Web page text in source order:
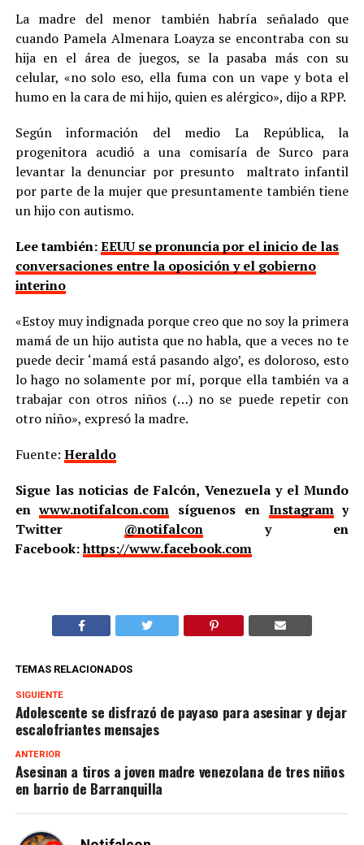
La madre del menor también habría señalado que
cuando Pamela Almenara Loayza se encontraba con su
hija en el área de juegos, se la pasaba más con su
celular, «no solo eso, ella fuma con un vape y bota el
humo en la cara de mi hijo, quien es alérgico», dijo a RPP.
Según información del medio La República, la
progenitora acudió a una comisaría de Surco para
levantar la denunciar por presunto maltrato infantil
por parte de la mujer que presuntamente también tiene
un hijo con autismo.
Lee también:EEUU se pronuncia por el inicio de las
conversaciones entre la oposición y el gobierno
interino
«Estoy muy indignada porque creo que no soy la primera
mamá de un hijo autista que no habla, que a veces no te
puede decir ‘mamá está pasando algo’, es doloroso, esto
lo hago no solamente por mí, porque ella también va a
trabajar con otros niños (…) no se puede repetir con
otro niño», expresó la madre.
Fuente: Heraldo
Sigue las noticias de Falcón, Venezuela y el Mundo
enwww.notifalcon.com síguenos en Instagramy
Twitter @notifalcony en
Facebook:https://www.facebook.com
TEMAS RELACIONADOS
SIGUIENTE
Adolescente se disfrazó de payaso para asesinar y dejar
escalofriantes mensajes
ANTERIOR
Asesinan a tiros a joven madre venezolana de tres niños
en barrio de Barranquilla